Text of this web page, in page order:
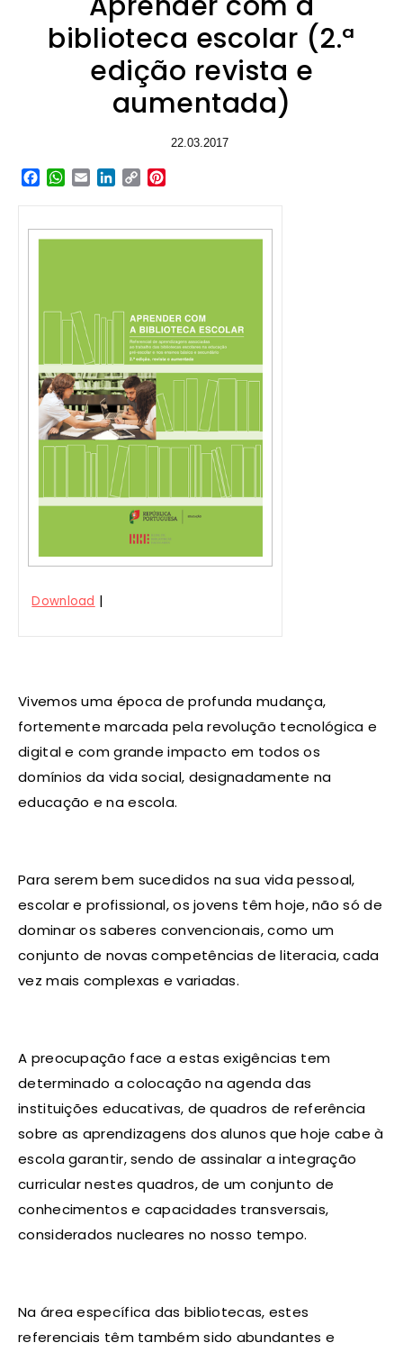
biblioteca escolar (2.ª
edição revista e
aumentada)
22.03.2017
Facebook
WhatsApp
EmailLinkedIn
Copy
Download |
Vivemos uma época de profunda mudança,
fortemente marcada pela revolução tecnológica e
digital e com grande impacto em todos os
domínios da vida social, designadamente na
educação e na escola.
Para serem bem sucedidos na sua vida pessoal,
escolar e profissional, os jovens têm hoje, não só de
dominar os saberes convencionais, como um
conjunto de novas competências de literacia, cada
vez mais complexas e variadas.
A preocupação face a estas exigências tem
determinado a colocação na agenda das
instituições educativas, de quadros de referência
sobre as aprendizagens dos alunos que hoje cabe à
escola garantir, sendo de assinalar a integração
curricular nestes quadros, de um conjunto de
conhecimentos e capacidades transversais,
considerados nucleares no nosso tempo.
Na área específica das bibliotecas, estes
referenciais têm também sido abundantes e